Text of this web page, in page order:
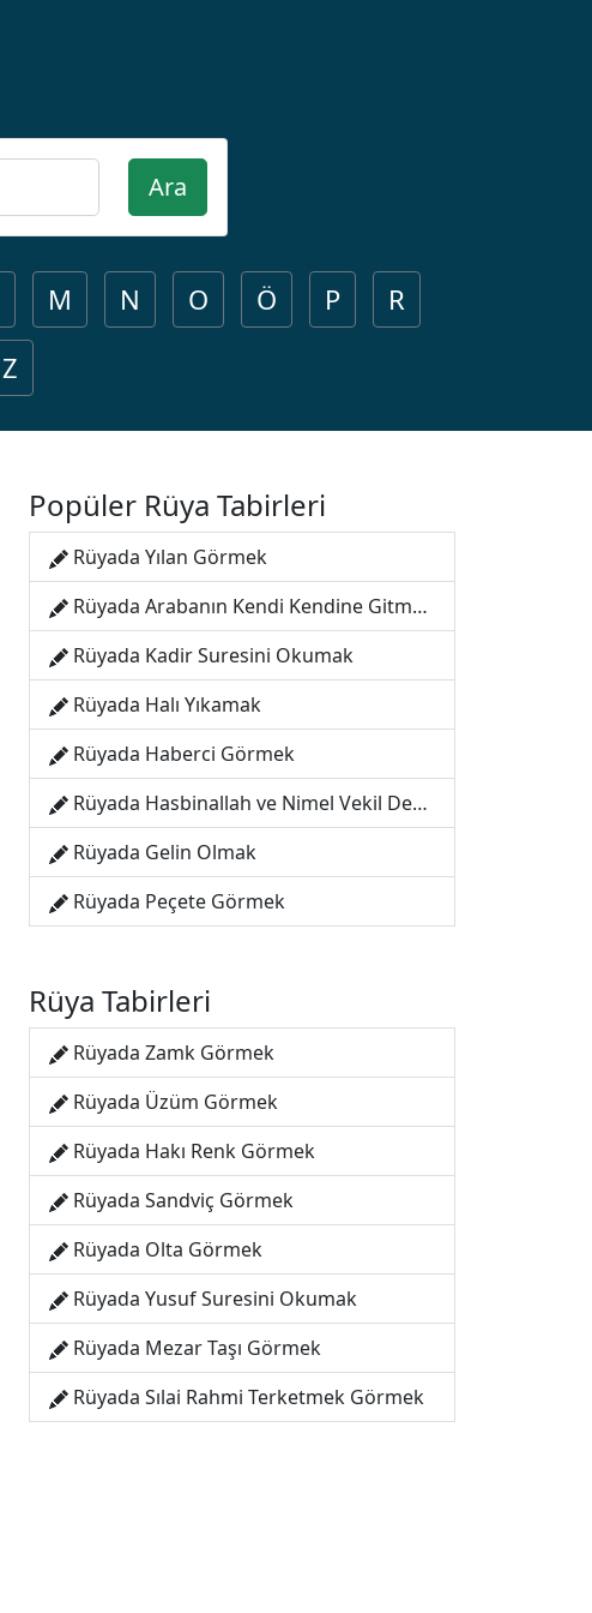
Ara
M N O Ö P
R
Z
Popüler Rüya Tabirleri
Rüyada Yılan Görmek
Rüyada Arabanın Kendi Kendine Gitmesi
Rüyada Kadir Suresini Okumak
Rüyada Halı Yıkamak
Rüyada Haberci Görmek
Rüyada Hasbinallah ve Nimel Vekil Demek
Rüyada Gelin Olmak
Rüyada Peçete Görmek
Rüya Tabirleri
Rüyada Zamk Görmek
Rüyada Üzüm Görmek
Rüyada Hakı Renk Görmek
Rüyada Sandviç Görmek
Rüyada Olta Görmek
Rüyada Yusuf Suresini Okumak
Rüyada Mezar Taşı Görmek
Rüyada Sılai Rahmi Terketmek Görmek